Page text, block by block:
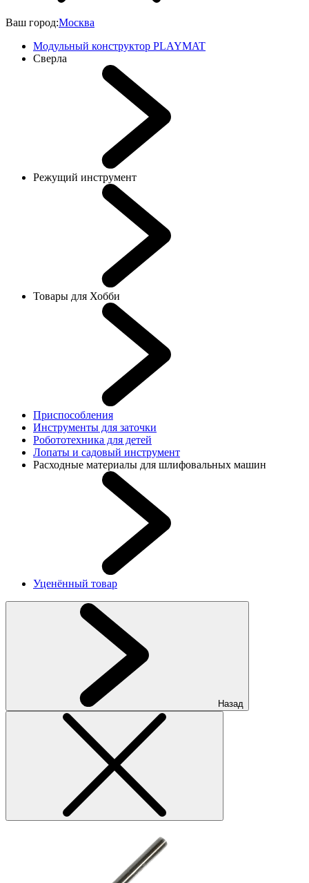
Ваш город:Москва
Модульный конструктор PLAYMAT
Сверла
Режущий инструмент
Товары для Хобби
Приспособления
Инструменты для заточки
Робототехника для детей
Лопаты и садовый инструмент
Расходные материалы для шлифовальных машин
Уценённый товар
Назад